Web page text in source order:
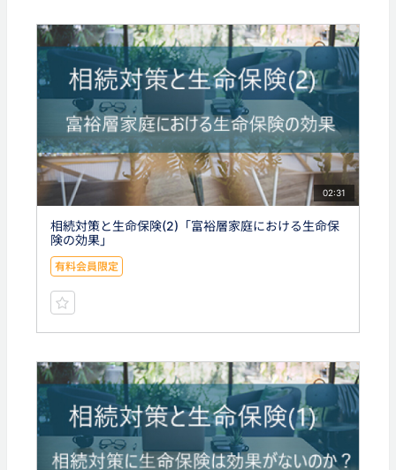
02:31
相続対策と生命保険(2)「富裕層家庭における生命保
険の効果」
有料会員限定